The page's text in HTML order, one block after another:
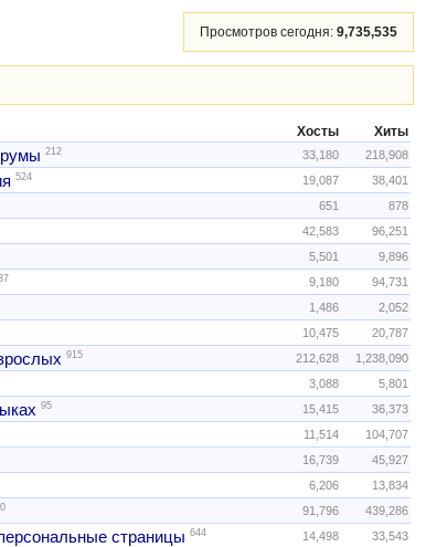
Просмотров сегодня: 9,735,535
Хосты Хиты
212 33,180 218,908
524 19,087 38,401
651 878
42,583 96,251
5,501 9,896
9,180 94,731
1,486 2,052
10,475 20,787
915 212,628 1,238,090
3,088 5,801
95 15,415 36,373
11,514 104,707
16,739 45,927
6,206 13,834
91,796 439,286
страницы 644 14,498 33,543